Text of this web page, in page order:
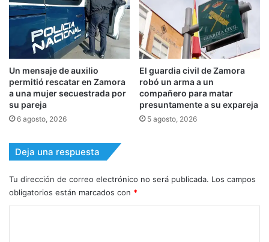
Un mensaje de auxilio
permitió rescatar en Zamora
a una mujer secuestrada por
su pareja
6 agosto, 2026
El guardia civil de Zamora
robó un arma a un
compañero para matar
presuntamente a su expareja
5 agosto, 2026
Deja una respuesta
Tu dirección de correo electrónico no será publicada. Los campos
obligatorios están marcados con *